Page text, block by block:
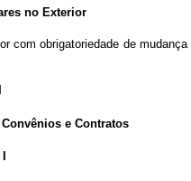
no Exterior
obrigatoriedade de
e Contratos